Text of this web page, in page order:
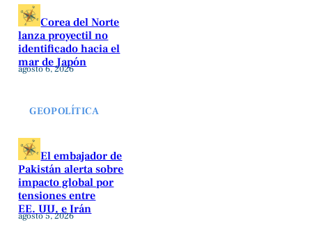
Corea del Norte
lanza proyectil no
identificado hacia el
mar de Japón
agosto 6, 2026
GEOPOLÍTICA
El embajador de
Pakistán alerta sobre
impacto global por
tensiones entre
EE. UU. e Irán
agosto 5, 2026